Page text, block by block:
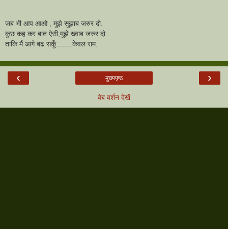
जब भी आप आओ , मुझे सुझाब जरुर दो.
कुछ कह कर बात ऐसी,मुझे ख्वाब जरुर दो.
ताकि मैं आगे बढ सकूँ........केवल राम.
‹ ›
मुख्यपृष्ठ
वेब वर्शन देखें